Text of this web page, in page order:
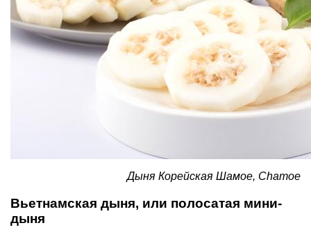
Дыня Корейская Шамое, Chamoe
Вьетнамская дыня, или полосатая мини-
дыня